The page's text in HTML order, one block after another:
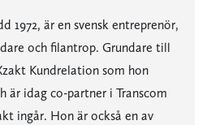
1972, är en svensk entreprenör,
och filantrop. Grundare till
Kundrelation som hon
är idag co-partner i Transcom
ingår. Hon är också en av